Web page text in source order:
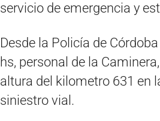
servicio de emergencia y
Desde la Policía de
hs, personal de la
altura del kilometro 631 en
siniestro vial.